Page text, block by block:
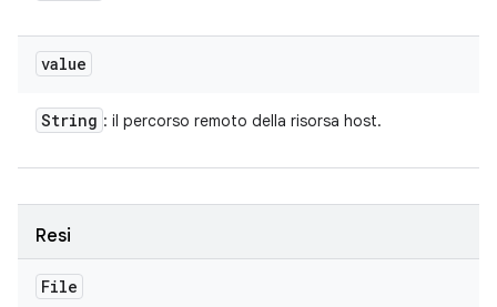
value
String : il percorso remoto della risorsa host.
Resi
File